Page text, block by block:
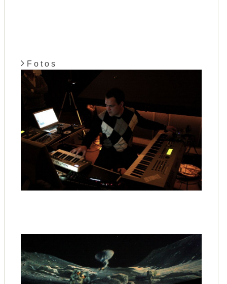
F o t o s